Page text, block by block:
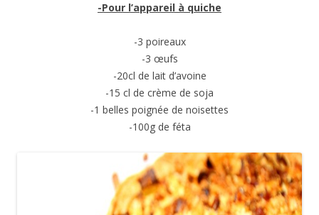
-Pour l’appareil à quiche
-3 poireaux
-3 œufs
-20cl de lait d’avoine
-15 cl de crème de soja
-1 belles poignée de noisettes
-100g de féta